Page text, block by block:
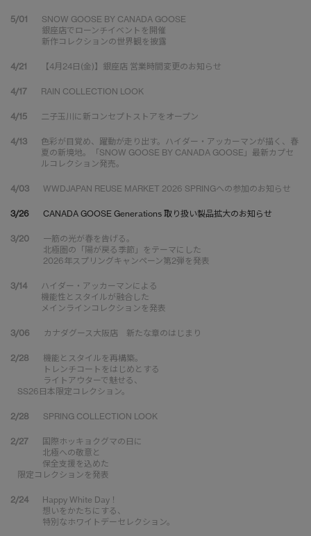
5/01
SNOW GOOSE BY CANADA GOOSE
銀座店でローンチイベントを開催
新作コレクションの世界観を披露
4/21 【4月24日(金)】銀座店 営業時間変更のお知らせ
4/17 RAIN COLLECTION LOOK
4/15 二子玉川に新コンセプトストアをオープン
4/13
色彩が目覚め、躍動が走り出す。ハイダー・アッカーマンが描く、春
夏の新境地。「SNOW GOOSE BY CANADA GOOSE」最新カプセ
ルコレクション発売。
4/03 WWDJAPAN REUSE MARKET 2026 SPRINGへの参加のお知らせ
3/26 CANADA GOOSE Generations 取り扱い製品拡大のお知らせ
3/20
一筋の光が春を告げる。
北極圏の「陽が戻る季節」をテーマにした
2026年スプリングキャンペーン第2弾を発表
3/14
ハイダー・アッカーマンによる
機能性とスタイルが融合した
メインラインコレクションを発表
3/06 カナダグース大阪店 新たな章のはじまり
2/28
機能とスタイルを再構築。
トレンチコートをはじめとする
ライトアウターで魅せる、
SS26日本限定コレクション。
2/28 SPRING COLLECTION LOOK
2/27
国際ホッキョクグマの日に
北極への敬意と
保全支援を込めた
限定コレクションを発表
2/24
Happy White Day！
想いをかたちにする、
特別なホワイトデーセレクション。